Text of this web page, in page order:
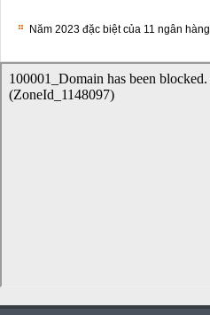
Năm 2023 đặc biệt của 11 ngân hàng